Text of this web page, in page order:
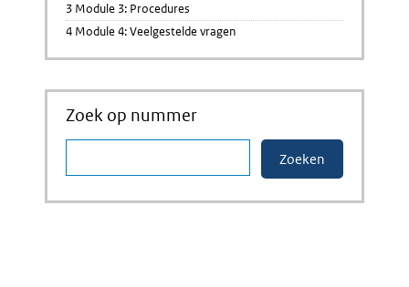
3 Module 3: Procedures
4 Module 4: Veelgestelde vragen
Zoek op nummer